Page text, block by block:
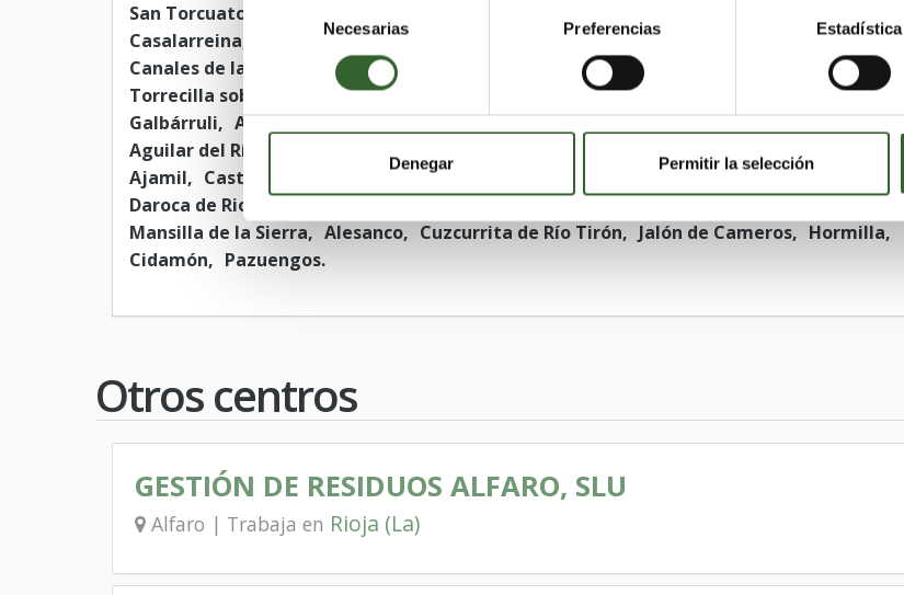
consentimiento
Necesarias Preferencias Estadística
Denegar Permitir la selección
San Torcuato
Casalarreina
Alfaro Villarroya Huércanos Agoncillo
Canales de la Sierra
Briones Alcanadre
Torrecilla sobre Alesanco
Igea Nestares Villavelayo
Galbárruli
Ausejo Muro de Aguas Brieva de Cameros
Nájera
Aguilar del Río Alhama
Corporales
Ajamil
Castroviejo Anguiano Cornago Torrecilla en Cameros
Viniegra de Arriba
Daroca de Rioja
Mansilla de la Sierra
Alesanco Cuzcurrita de Río Tirón Jalón de Cameros
Hormilla
Cidamón
Pazuengos
Otros centros
GESTIÓN DE RESIDUOS ALFARO, SLU
Alfaro | Trabaja en Rioja (La)